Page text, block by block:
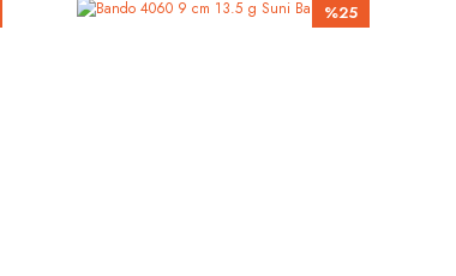
%25